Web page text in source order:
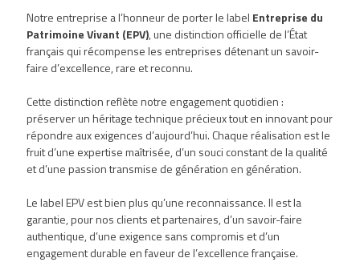
Notre entreprise a l’honneur de porter le label Entreprise du
Patrimoine Vivant (EPV), une distinction officielle de l’État
français qui récompense les entreprises détenant un savoir-
faire d’excellence, rare et reconnu.
Cette distinction reflète notre engagement quotidien :
préserver un héritage technique précieux tout en innovant pour
répondre aux exigences d’aujourd’hui. Chaque réalisation est le
fruit d’une expertise maîtrisée, d’un souci constant de la qualité
et d’une passion transmise de génération en génération.
Le label EPV est bien plus qu’une reconnaissance. Il est la
garantie, pour nos clients et partenaires, d’un savoir-faire
authentique, d’une exigence sans compromis et d’un
engagement durable en faveur de l’excellence française.